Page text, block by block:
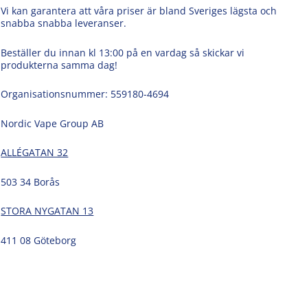
Vi kan garantera att våra priser är bland Sveriges lägsta och
snabba snabba leveranser.
Beställer du innan kl 13:00 på en vardag så skickar vi
produkterna samma dag!
Organisationsnummer: 559180-4694
Nordic Vape Group AB
ALLÉGATAN 32
503 34 Borås
STORA NYGATAN 13
411 08 Göteborg